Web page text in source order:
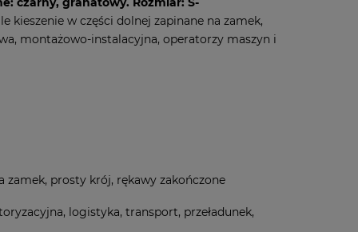
kieszenie w części dolnej zapinane na zamek,
montażowo-instalacyjna, operatorzy maszyn i
zamek, prosty krój, rękawy zakończone
logistyka, transport, przeładunek,